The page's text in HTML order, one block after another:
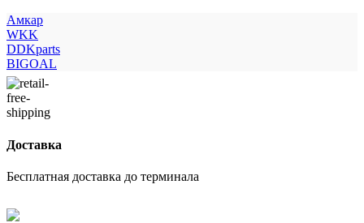
Амкар
WKK
DDKparts
BIGOAL
Доставка
Бесплатная доставка до терминала